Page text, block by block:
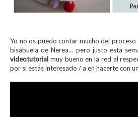
Yo no os puedo contar mucho del
bisabuela de Nerea... pero justo esta
videotutorial muy bueno en la red al
por si estás interesado / a en hacerte con